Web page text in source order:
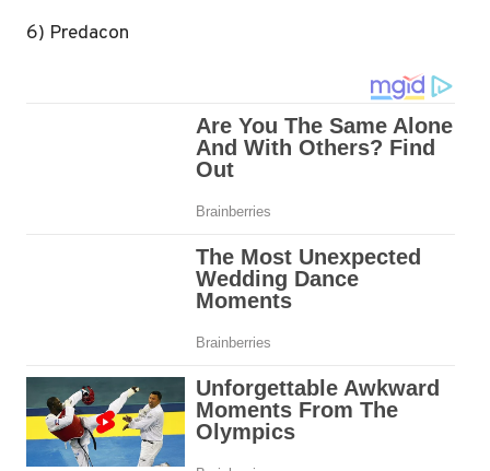
6) Predacon